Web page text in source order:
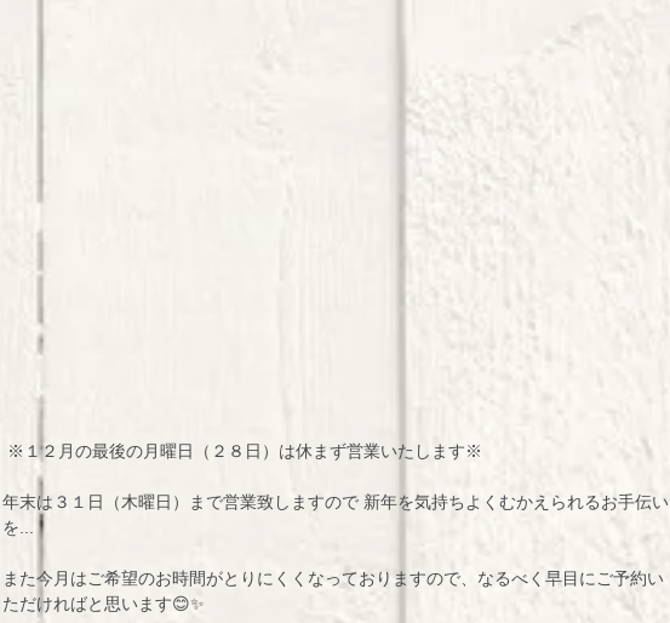
※１２月の最後の月曜日（２８日）は休まず営業いたします※
年末は３１日（木曜日）まで営業致しますので 新年を気持ちよくむかえられるお手伝い
を...
また今月はご希望のお時間がとりにくくなっておりますので、なるべく早目にご予約い
ただければと思います😊✨